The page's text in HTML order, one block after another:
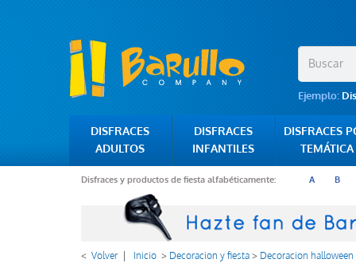
Ejemplo:
DISFRACES
ADULTOS
DISFRACES
INFANTILES
DISFRACES
TEMÁTICA
Disfraces y productos de fiesta alfabéticamente: A B
< Volver Inicio > Decoracion y fiesta> Decoracion halloween